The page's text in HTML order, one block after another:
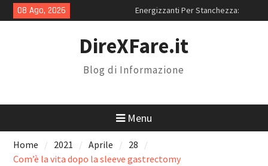
to
08 Ago, 2026
Energizzanti Per Stanchezza:
Quali Sono i Migliori in Assoluto?
Ricondizionati: Perché Scegliere
Magnolia Resort: Location Con
DireXFare.it
Blog di Informazione
Menu
Home 2021 Aprile
28
Com’è la vita dopo la sleeve gastrectomy